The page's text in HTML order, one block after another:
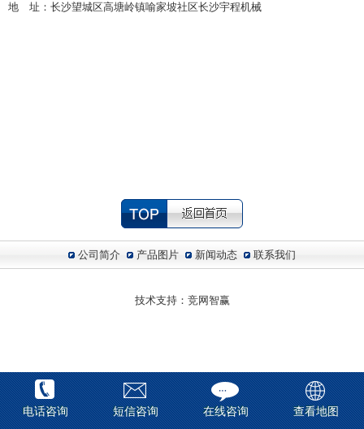
地 址：长沙望城区高塘岭镇喻家坡社区长沙宇程机械
公司简介 产品图片 新闻动态 联系我们
技术支持： 竞网智赢
电话咨询 短信咨询 在线咨询 查看地图